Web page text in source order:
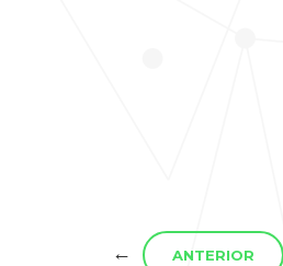
← ANTERIOR